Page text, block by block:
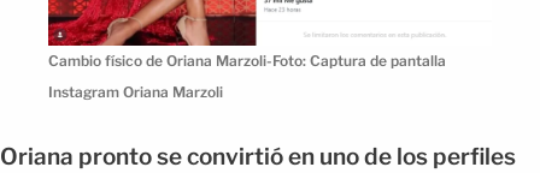
Cambio físico de Oriana Marzoli-Foto: Captura de pantalla
Instagram Oriana Marzoli
Oriana pronto se convirtió en uno de los perfiles